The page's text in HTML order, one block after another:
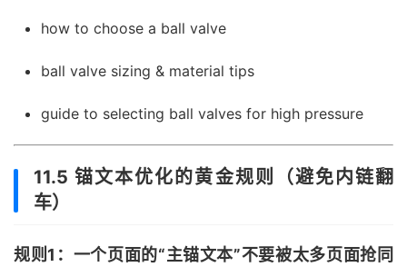
how to choose a ball valve
ball valve sizing & material tips
guide to selecting ball valves for high pressure
11.5 锚文本优化的黄金规则（避免内链翻
车）
规则1：一个页面的“主锚文本”不要被太多页面抢同